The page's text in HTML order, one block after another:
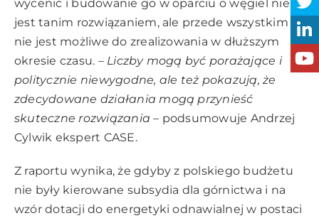
wycenić i budowanie go w oparciu o węgiel nie
jest tanim rozwiązaniem, ale przede wszystkim
nie jest możliwe do zrealizowania w dłuższym
okresie czasu. – Liczby mogą być porażające i
politycznie niewygodne, ale też pokazują, że
zdecydowane działania mogą przynieść
skuteczne rozwiązania – podsumowuje Andrzej
Cylwik ekspert CASE.
Z raportu wynika, że gdyby z polskiego budżetu
nie były kierowane subsydia dla górnictwa i na
wzór dotacji do energetyki odnawialnej w postaci